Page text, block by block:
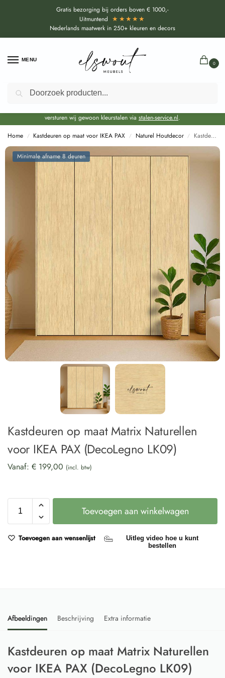
Gratis bezorging bij orders boven € 1000,-
Uitmuntend ★★★★★
Nederlands maatwerk in 250+ kleuren en decors
MENU
0
Door de bouwvakperiode geldt voor alle collecties momenteel een EXTRA
levertijd van circa 3-4 weken bovenop de reguliere levertijd.
versturen wij gewoon kleurstalen via stalen-service.nl.
Home / Kastdeuren op maat voor IKEA PAX / Naturel Houtdecor / Kastdeuren op maat Matrix Naturellen voor IKEA PAX (DecoLegno LK09)
Minimale afname 8 deuren
Kastdeuren op maat Matrix Naturellen
voor IKEA PAX (DecoLegno LK09)
Vanaf: € 199,00 (incl. btw)
Toevoegen aan winkelwagen
Toevoegen aan wensenlijst
Uitleg video hoe u kunt
bestellen
Afbeeldingen Beschrijving Extra informatie
Kastdeuren op maat Matrix Naturellen
voor IKEA PAX (DecoLegno LK09)